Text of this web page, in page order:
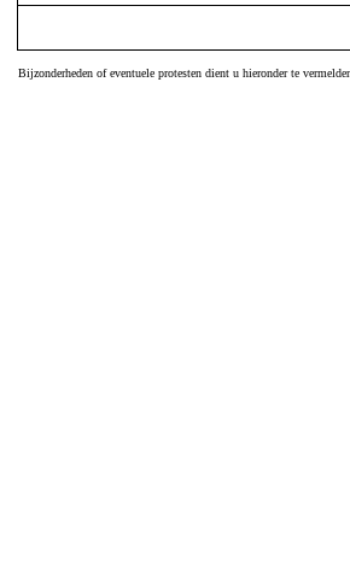
Bijzonderheden of eventuele protesten dient u hieronder te